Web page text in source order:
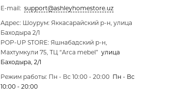
E-mail: support@ashleyhomestore.uz
Адрес: Шоурум: Яккасарайский р-н, улица
Баходыра 2/1
POP-UP STORE: Яшнабадский р-н,
Махтумкули 75, ТЦ “Arca mebel” улица
Баходыра, 2/1
Режим работы: Пн - Вс 10:00 - 20:00 Пн - Вс
10:00 - 20:00